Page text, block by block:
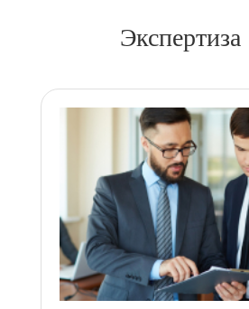
Экспертиза